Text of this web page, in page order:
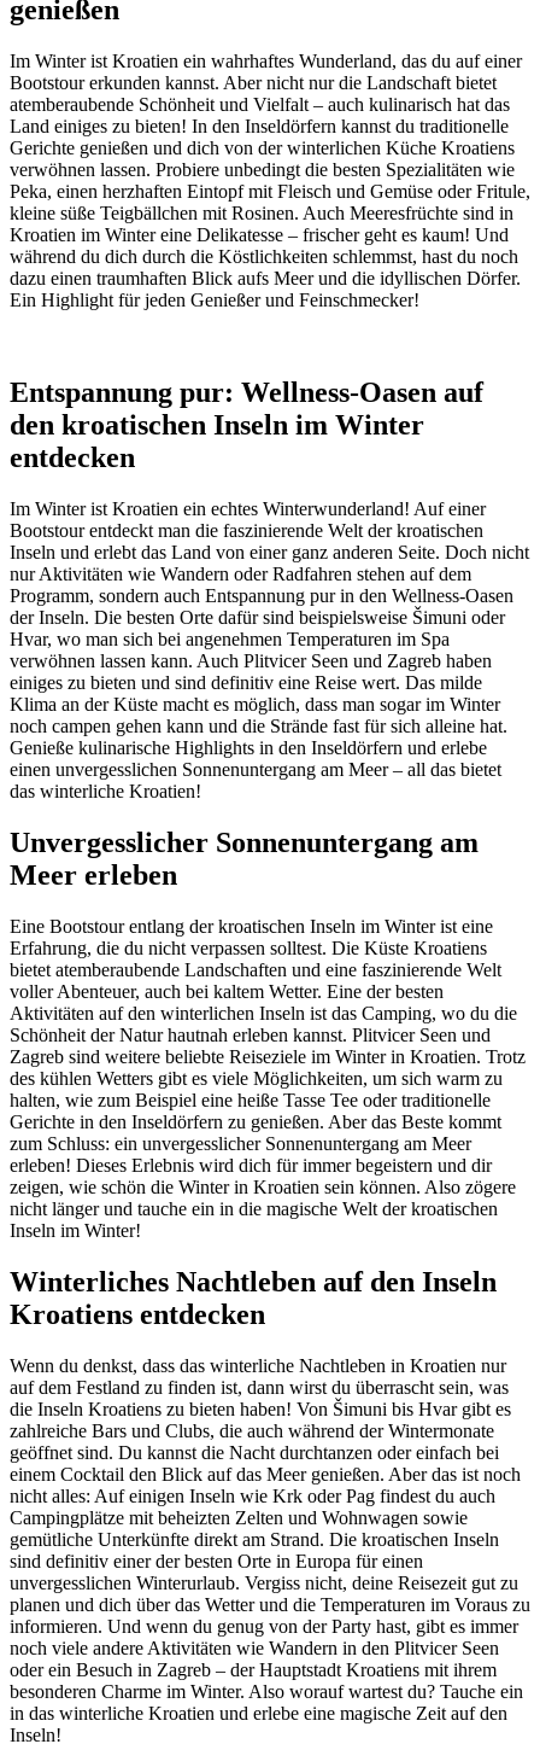
genießen
Im Winter ist Kroatien ein wahrhaftes Wunderland, das du auf einer
Bootstour erkunden kannst. Aber nicht nur die Landschaft bietet
atemberaubende Schönheit und Vielfalt – auch kulinarisch hat das
Land einiges zu bieten! In den Inseldörfern kannst du traditionelle
Gerichte genießen und dich von der winterlichen Küche Kroatiens
verwöhnen lassen. Probiere unbedingt die besten Spezialitäten wie
Peka, einen herzhaften Eintopf mit Fleisch und Gemüse oder Fritule,
kleine süße Teigbällchen mit Rosinen. Auch Meeresfrüchte sind in
Kroatien im Winter eine Delikatesse – frischer geht es kaum! Und
während du dich durch die Köstlichkeiten schlemmst, hast du noch
dazu einen traumhaften Blick aufs Meer und die idyllischen Dörfer.
Ein Highlight für jeden Genießer und Feinschmecker!
Entspannung pur: Wellness-Oasen auf
den kroatischen Inseln im Winter
entdecken
Im Winter ist Kroatien ein echtes Winterwunderland! Auf einer
Bootstour entdeckt man die faszinierende Welt der kroatischen
Inseln und erlebt das Land von einer ganz anderen Seite. Doch nicht
nur Aktivitäten wie Wandern oder Radfahren stehen auf dem
Programm, sondern auch Entspannung pur in den Wellness-Oasen
der Inseln. Die besten Orte dafür sind beispielsweise Šimuni oder
Hvar, wo man sich bei angenehmen Temperaturen im Spa
verwöhnen lassen kann. Auch Plitvicer Seen und Zagreb haben
einiges zu bieten und sind definitiv eine Reise wert. Das milde
Klima an der Küste macht es möglich, dass man sogar im Winter
noch campen gehen kann und die Strände fast für sich alleine hat.
Genieße kulinarische Highlights in den Inseldörfern und erlebe
einen unvergesslichen Sonnenuntergang am Meer – all das bietet
das winterliche Kroatien!
Unvergesslicher Sonnenuntergang am
Meer erleben
Eine Bootstour entlang der kroatischen Inseln im Winter ist eine
Erfahrung, die du nicht verpassen solltest. Die Küste Kroatiens
bietet atemberaubende Landschaften und eine faszinierende Welt
voller Abenteuer, auch bei kaltem Wetter. Eine der besten
Aktivitäten auf den winterlichen Inseln ist das Camping, wo du die
Schönheit der Natur hautnah erleben kannst. Plitvicer Seen und
Zagreb sind weitere beliebte Reiseziele im Winter in Kroatien. Trotz
des kühlen Wetters gibt es viele Möglichkeiten, um sich warm zu
halten, wie zum Beispiel eine heiße Tasse Tee oder traditionelle
Gerichte in den Inseldörfern zu genießen. Aber das Beste kommt
zum Schluss: ein unvergesslicher Sonnenuntergang am Meer
erleben! Dieses Erlebnis wird dich für immer begeistern und dir
zeigen, wie schön die Winter in Kroatien sein können. Also zögere
nicht länger und tauche ein in die magische Welt der kroatischen
Inseln im Winter!
Winterliches Nachtleben auf den Inseln
Kroatiens entdecken
Wenn du denkst, dass das winterliche Nachtleben in Kroatien nur
auf dem Festland zu finden ist, dann wirst du überrascht sein, was
die Inseln Kroatiens zu bieten haben! Von Šimuni bis Hvar gibt es
zahlreiche Bars und Clubs, die auch während der Wintermonate
geöffnet sind. Du kannst die Nacht durchtanzen oder einfach bei
einem Cocktail den Blick auf das Meer genießen. Aber das ist noch
nicht alles: Auf einigen Inseln wie Krk oder Pag findest du auch
Campingplätze mit beheizten Zelten und Wohnwagen sowie
gemütliche Unterkünfte direkt am Strand. Die kroatischen Inseln
sind definitiv einer der besten Orte in Europa für einen
unvergesslichen Winterurlaub. Vergiss nicht, deine Reisezeit gut zu
planen und dich über das Wetter und die Temperaturen im Voraus zu
informieren. Und wenn du genug von der Party hast, gibt es immer
noch viele andere Aktivitäten wie Wandern in den Plitvicer Seen
oder ein Besuch in Zagreb – der Hauptstadt Kroatiens mit ihrem
besonderen Charme im Winter. Also worauf wartest du? Tauche ein
in das winterliche Kroatien und erlebe eine magische Zeit auf den
Inseln!